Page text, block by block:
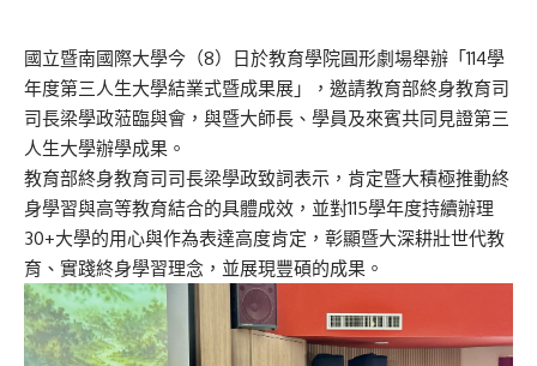
國立暨南國際大學今（8）日於教育學院圓形劇場舉辦「 114學
年度第三人生大學結業式暨成果展」， 邀請教育部終身教育司
司長梁學政蒞臨與會，與暨大師長、 學員及來賓共同見證第三
人生大學辦學成果。
教育部終身教育司司長梁學政致詞表示， 肯定暨大積極推動終
身學習與高等教育結合的具體成效， 並對115學年度持續辦理
30+大學的用心與作為表達高度肯定， 彰顯暨大深耕壯世代教
育、實踐終身學習理念，並展現豐碩的成果。